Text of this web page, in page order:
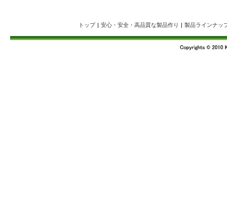
トップ | 安心・安全・高品質な製品作り | 製品ラインナッ